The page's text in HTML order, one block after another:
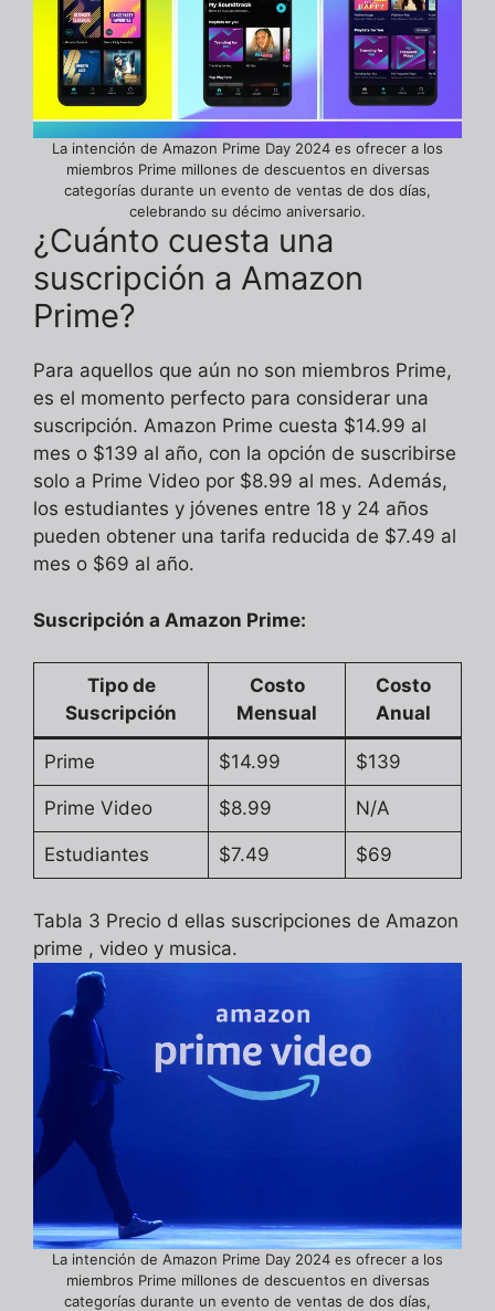
La intención de Amazon Prime Day 2024 es ofrecer a los
miembros Prime millones de descuentos en diversas
categorías durante un evento de ventas de dos días,
celebrando su décimo aniversario.
¿Cuánto cuesta una
suscripción a Amazon
Prime?
Para aquellos que aún no son miembros Prime,
es el momento perfecto para considerar una
suscripción. Amazon Prime cuesta $14.99 al
mes o $139 al año, con la opción de suscribirse
solo a Prime Video por $8.99 al mes. Además,
los estudiantes y jóvenes entre 18 y 24 años
pueden obtener una tarifa reducida de $7.49 al
mes o $69 al año.
Suscripción a Amazon Prime:
Tipo de
Suscripción
Costo
Mensual
Costo
Anual
Prime $14.99 $139
Prime Video $8.99 N/A
Estudiantes $7.49 $69
Tabla 3 Precio d ellas suscripciones de Amazon
prime , video y musica.
La intención de Amazon Prime Day 2024 es ofrecer a los
miembros Prime millones de descuentos en diversas
categorías durante un evento de ventas de dos días,